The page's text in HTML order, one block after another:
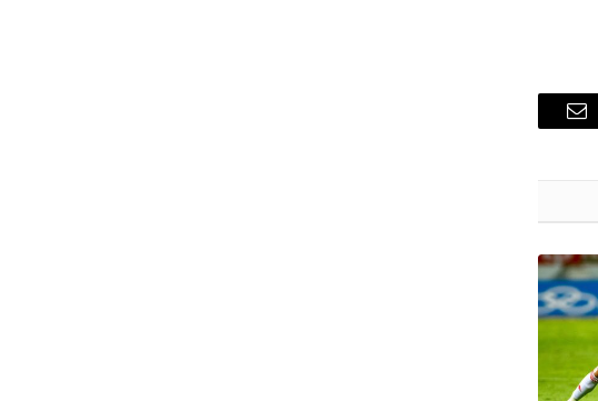
البريد